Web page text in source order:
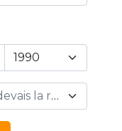
Ta situation actuelle, si tu devais la résumer en 1 mot… *